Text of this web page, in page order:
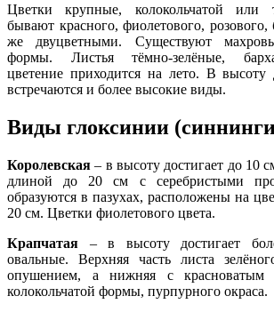
Цветки крупные, колокольчатой или
бывают красного, фиолетового, розового,
же двуцветными. Существуют
формы. Листья тёмно-зелёные,
цветение приходится на лето. В высоту
встречаются и более высокие виды.
Виды глоксинии
Королевская – в высоту достигает до 10
длиной до 20 см с серебристыми
образуются в пазухах, расположены на
20 см. Цветки фиолетового цвета.
Крапчатая – в высоту достигает
овальные. Верхняя часть листа
опушением, а нижняя с красноватым
колокольчатой формы, пурпурного окраса.